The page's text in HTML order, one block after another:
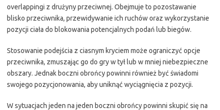
overlappingi z drużyny przeciwnej. Obejmuje to pozostawanie
blisko przeciwnika, przewidywanie ich ruchów oraz wykorzystanie
pozycji ciała do blokowania potencjalnych podań lub biegów.
Stosowanie podejścia z ciasnym kryciem może ograniczyć opcje
przeciwnika, zmuszając go do gry w tył lub w mniej niebezpieczne
obszary. Jednak boczni obrońcy powinni również być świadomi
swojego pozycjonowania, aby uniknąć wyciągnięcia z pozycji.
W sytuacjach jeden na jeden boczni obrońcy powinni skupić się na